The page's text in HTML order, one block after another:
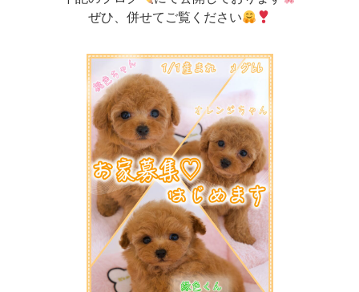
ぜひ、併せてご覧ください